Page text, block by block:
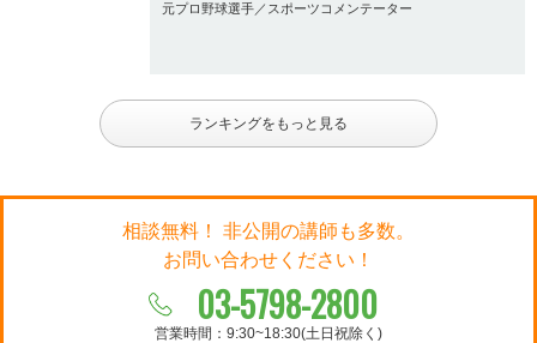
元プロ野球選手／スポーツコメンテーター
ランキングをもっと見る
相談無料！ 非公開の講師も多数。
お問い合わせください！
03-5798-2800
営業時間：9:30~18:30(土日祝除く)